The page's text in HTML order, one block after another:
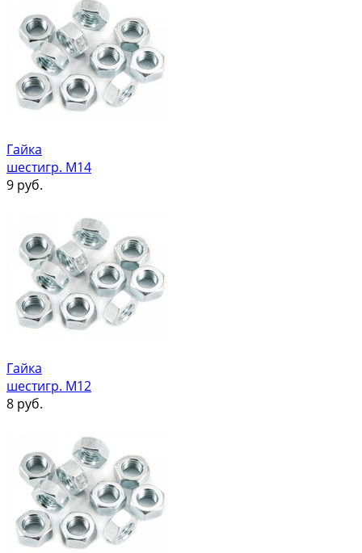
Гайка
шестигр. М14
9 руб.
Гайка
шестигр. М12
8 руб.